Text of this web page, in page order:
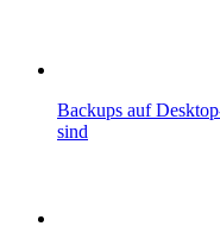
Backups auf
sind